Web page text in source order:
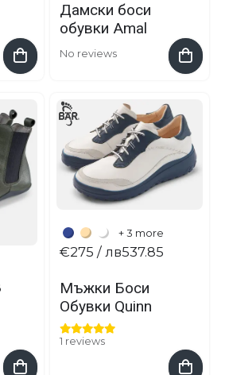
Дамски боси
обувки Amal
No reviews
+ 3 more
Мъжки Боси
Обувки Quinn
1 reviews
€275 / лв537.85